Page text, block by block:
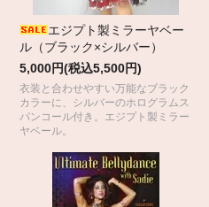
エジプト製ミラーヤベー
ル（ブラック×シルバー）
5,000円(税込5,500円)
衣装と合わせやすい万能なブラック
カラーに、シルバーのホログラムス
パンコール付き。エジプト製ミラー
ヤベール。